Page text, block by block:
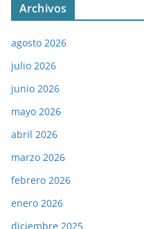
Archivos
agosto 2026
julio 2026
junio 2026
mayo 2026
abril 2026
marzo 2026
febrero 2026
enero 2026
diciembre 2025